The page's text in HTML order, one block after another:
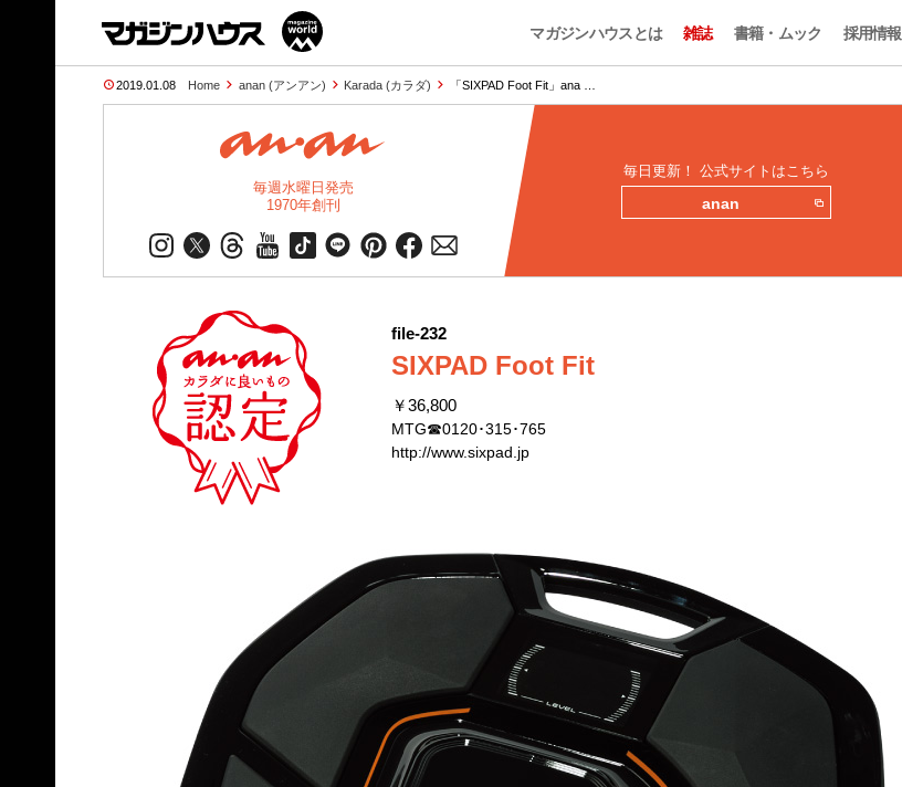
マガジンハウスとは 雑誌 書籍・ムック 採用情報
2019.01.08 Home anan (アンアン) Karada (カラダ) 「SIXPAD Foot Fit」ana …
毎週水曜日発売
1970年創刊
毎日更新！ 公式サイトはこちら
anan
file-232
SIXPAD Foot Fit
￥36,800
MTG☎0120･315･765
http://www.sixpad.jp